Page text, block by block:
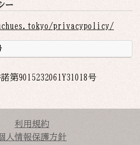
ー
privacypolicy/
諾第9015232061Y31018号
利用規約
人情報保護方針